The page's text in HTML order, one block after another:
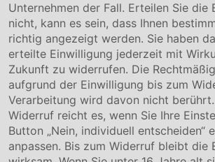
Kontakt
Downloads
Garantiebedingungen
Zertifikate
Rechtliches
Impressum
AGB
Datenschutz
Cookie Einstellung
Unternehmen der Fall. Erteilen Sie die
nicht, kann es sein, dass Ihnen
richtig angezeigt werden. Sie haben
erteilte Einwilligung jederzeit mit
Zukunft zu widerrufen. Die
aufgrund der Einwilligung bis zum
Verarbeitung wird davon nicht berührt.
Widerruf reicht es, wenn Sie Ihre
Button „Nein, individuell entscheiden“
anpassen. Bis zum Widerruf bleibt die